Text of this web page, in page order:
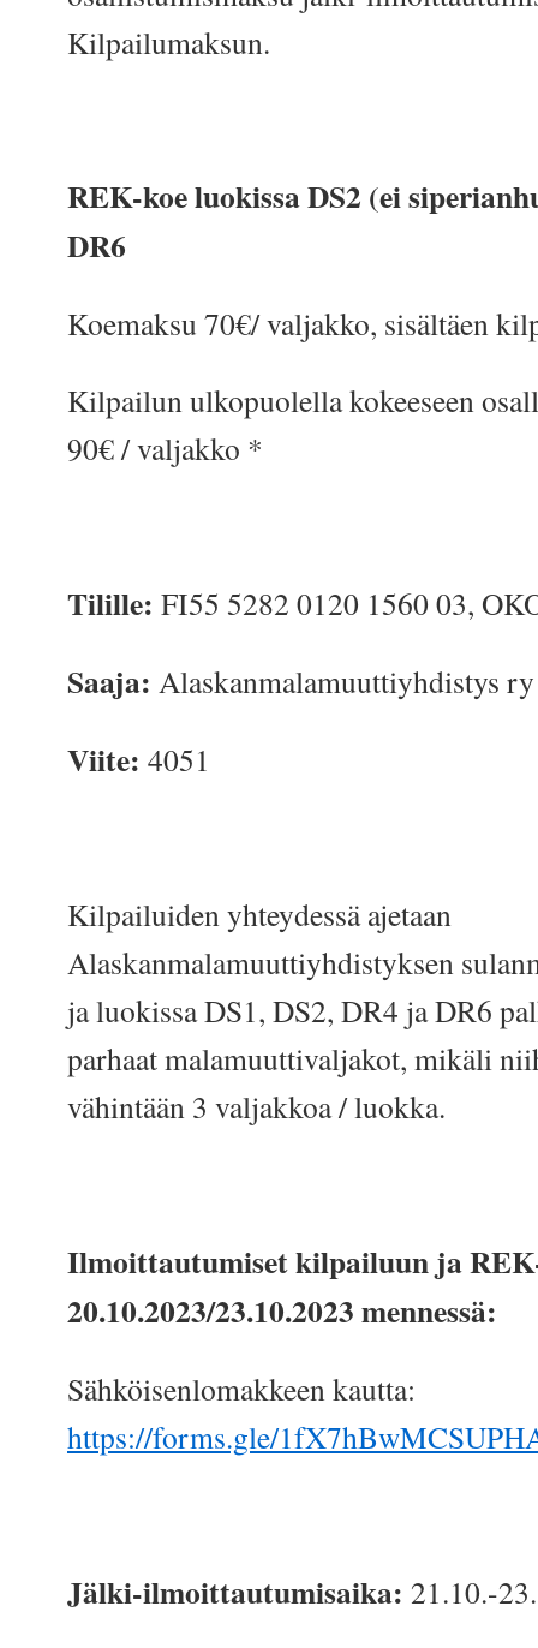
Kilpailumaksun.
REK-koe luokissa DS2 (ei
DR6
Koemaksu 70€/ valjakko, sisältäen
Kilpailun ulkopuolella kokeeseen
90€ / valjakko *
Tilille: FI55 5282 0120 1560 03,
Saaja: Alaskanmalamuuttiyhdistys ry
Viite: 4051
Kilpailuiden yhteydessä ajetaan
Alaskanmalamuuttiyhdistyksen
ja luokissa DS1, DS2, DR4 ja DR6
parhaat malamuuttivaljakot, mikäli
vähintään 3 valjakkoa / luokka.
Ilmoittautumiset kilpailuun ja
20.10.2023/23.10.2023 mennessä:
Sähköisenlomakkeen kautta:
https://forms.gle/
Jälki-ilmoittautumisaika: 21.10.-